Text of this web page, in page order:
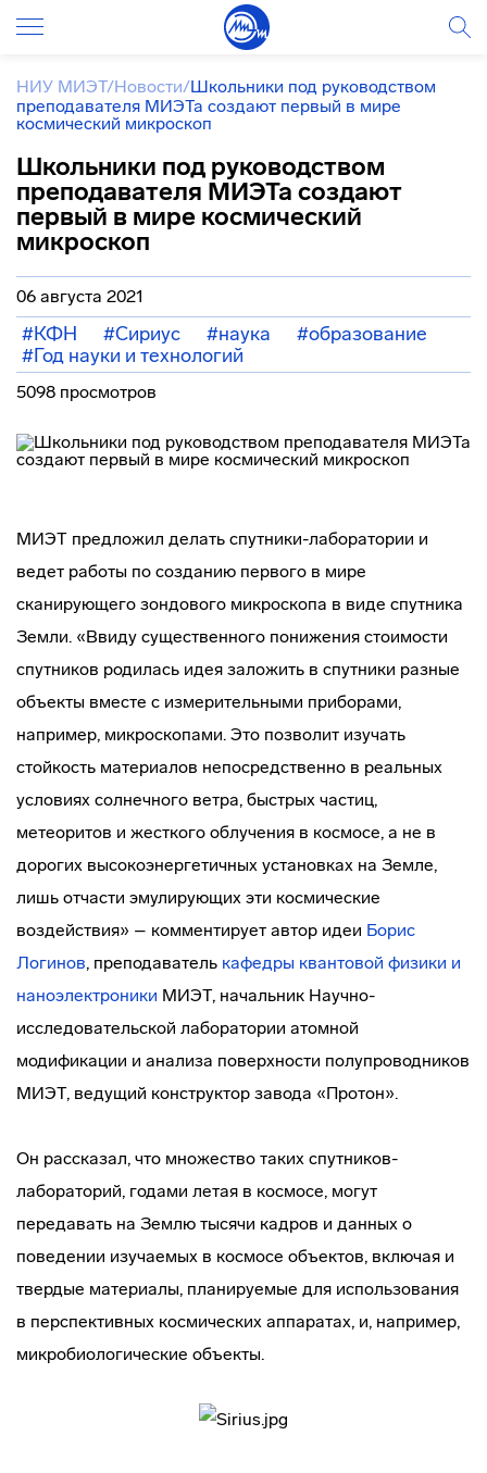
НИУ МИЭТ/Новости/Школьники под руководством
преподавателя МИЭТа создают первый в мире
космический микроскоп
Школьники под руководством
преподавателя МИЭТа создают
первый в мире космический
микроскоп
06 августа 2021
#КФН #Сириус #наука
#образование
#Год науки и технологий
5098 просмотров
МИЭТ предложил делать спутники-лаборатории и
ведет работы по созданию первого в мире
сканирующего зондового микроскопа в виде спутника
Земли. «Ввиду существенного понижения стоимости
спутников родилась идея заложить в спутники разные
объекты вместе с измерительными приборами,
например, микроскопами. Это позволит изучать
стойкость материалов непосредственно в реальных
условиях солнечного ветра, быстрых частиц,
метеоритов и жесткого облучения в космосе, а не в
дорогих высокоэнергетичных установках на Земле,
лишь отчасти эмулирующих эти космические
воздействия» – комментирует автор идеи Борис
Логинов, преподаватель кафедры квантовой физики и
наноэлектроники МИЭТ, начальник Научно-
исследовательской лаборатории атомной
модификации и анализа поверхности полупроводников
МИЭТ, ведущий конструктор завода «Протон».
Он рассказал, что множество таких спутников-
лабораторий, годами летая в космосе, могут
передавать на Землю тысячи кадров и данных о
поведении изучаемых в космосе объектов, включая и
твердые материалы, планируемые для использования
в перспективных космических аппаратах, и, например,
микробиологические объекты.